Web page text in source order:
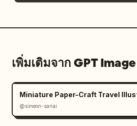
เพิ่มเติมจาก GPT
Miniature Paper-Craft Travel
@simeon-sanai